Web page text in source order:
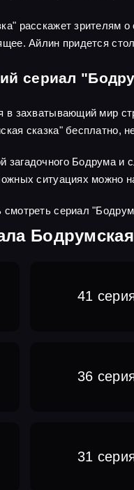
расскажет зрителям
Айлин придется
сериал
в захватывающий мир
сказка" бесплатно,
загадочного Бодрума
ситуациях можно
сериал
Бодрумская
41
36
31